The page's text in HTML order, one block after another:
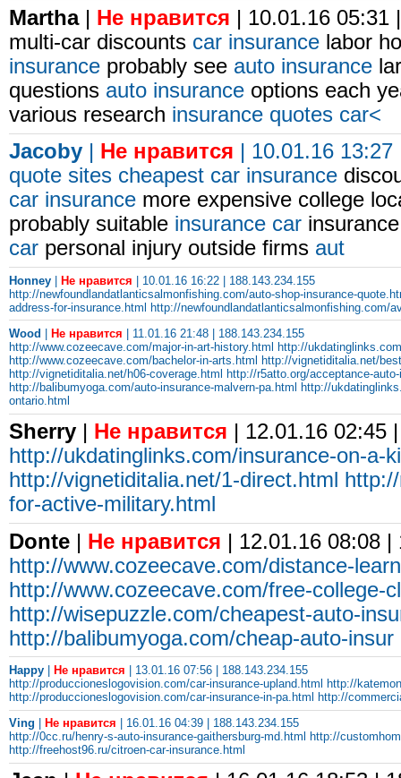
Martha| Не нравится | 10.01.16 05:31
multi-car discounts car insurance labor
insurance probably see auto insurance
questions auto insurance options each
various research insurance quotes car<
Jacoby
Не нравится | 10.01.16
quote sites cheapest car insurance
car insurance more expensive college
probably suitable insurance car
car personal injury outside firms aut
Honney | Не нравится | 10.01.16 16:22 | 188.143.234.155
http://newfoundlandatlanticsalmonfishing.com/auto-shop-insurance-
address-for-insurance.html http://newfoundlandatlanticsalmonfishing.com/
Wood
Не нравится | 11.01.16 21:48 | 188.143.234.155
http://www.cozeecave.com/major-in-art-history.html
http://
http://www.cozeecave.com/bachelor-in-arts.html
http://vignetiditalia.net/
http://vignetiditalia.net/h06-coverage.html
http://r5atto.org/acceptance-
http://balibumyoga.com/auto-insurance-malvern-pa.html
http://
ontario.html
Sherry Не нравится | 12.01.16 02:45
http://ukdatinglinks.com/insurance-on-a-
http://vignetiditalia.net/1-direct.html
for-active-military.html
Donte | Не нравится | 12.01.16 08:08 |
http://www.cozeecave.com/distance-
http://www.cozeecave.com/free-college-
http://wisepuzzle.com/cheapest-auto-
http://balibumyoga.com/cheap-auto-insur
Happy Не нравится | 13.01.16 07:56 | 188.143.234.155
http://produccioneslogovision.com/car-insurance-upland.html
http://
http://produccioneslogovision.com/car-insurance-in-pa.html
http://
Ving
Не нравится | 16.01.16 04:39 | 188.143.234.155
http://0cc.ru/henry-s-auto-insurance-gaithersburg-md.html
http://
http://freehost96.ru/citroen-car-insurance.html